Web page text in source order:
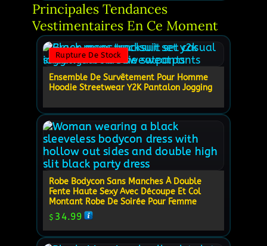
Principales Tendances
Vestimentaires En Ce Moment
Rupture De Stock
Ensemble De Survêtement Pour Homme
Hoodie Streetwear Y2K Pantalon Jogging
Robe Bodycon Sans Manches À Double
Fente Haute Sexy Avec Découpe Et Col
Montant Robe De Soirée Pour Femme
$ 34.99